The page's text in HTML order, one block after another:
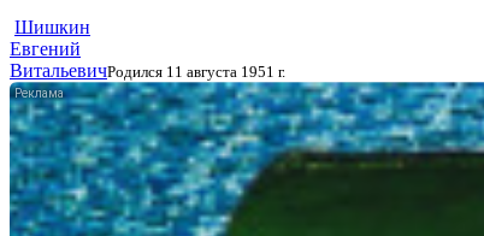
Шишкин
Евгений
ВитальевичРодился 11 августа 1951 г.